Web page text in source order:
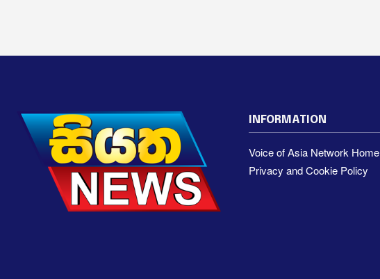
INFORMATION
Voice of Asia Network Home
Privacy and Cookie Policy